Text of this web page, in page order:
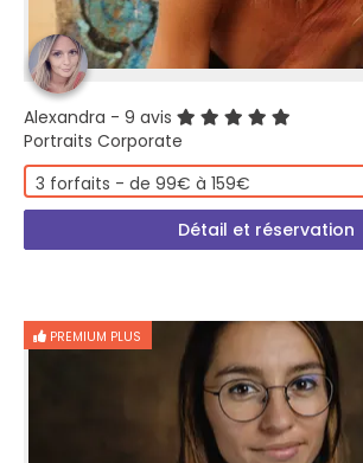
Alexandra - 9 avis
Portraits Corporate
3 forfaits - de 99€ à 159€
Détail et réservation
PREMIUM PLUS